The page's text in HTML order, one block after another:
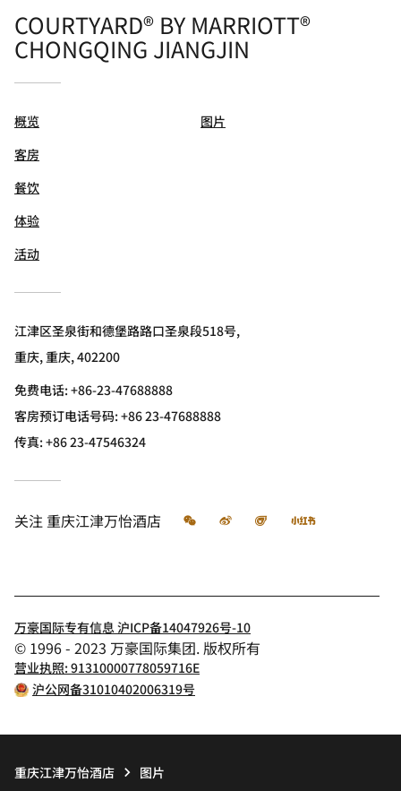
COURTYARD® BY MARRIOTT®
CHONGQING JIANGJIN
概览
客房
餐饮
体验
活动
图片
江津区圣泉街和德堡路路口圣泉段518号,
重庆, 重庆, 402200
免费电话:+86-23-47688888
客房预订电话号码: +86 23-47688888
传真:+86 23-47546324
关注 重庆江津万怡酒店 微信 微博 飞猪 小红书
万豪国际专有信息 沪ICP备14047926号-10
© 1996 - 2023 万豪国际集团. 版权所有
营业执照: 91310000778059716E
沪公网备31010402006319号
重庆江津万怡酒店 图片